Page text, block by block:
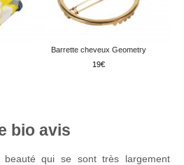
Barrette cheveux Geometry
19
bio avis
qui se sont très largement